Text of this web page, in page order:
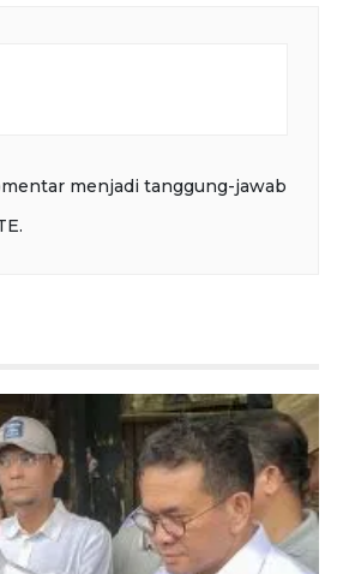
menjadi tanggung-jawab